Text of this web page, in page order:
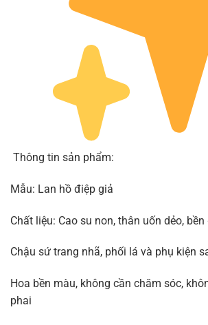
Thông tin sản phẩm:
Mẫu: Lan hồ điệp giả
Chất liệu: Cao su non, thân uốn dẻo, bền
Chậu sứ trang nhã, phối lá và phụ kiện
Hoa bền màu, không cần chăm sóc,
phai